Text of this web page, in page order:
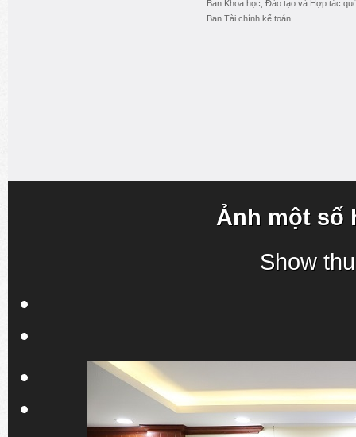
Ban Khoa học, Đào tạo và Hợp tác
Ban Tài chính kế toán
Ảnh một số
Show